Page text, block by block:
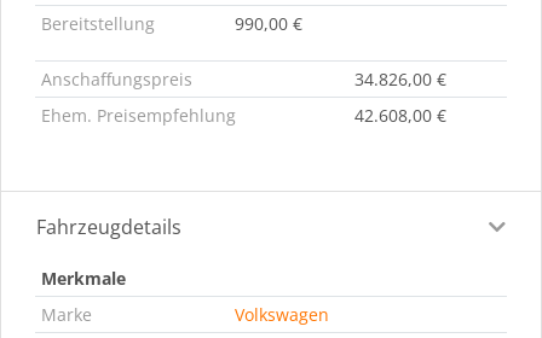
Bereitstellung
990,00 €
Anschaffungspreis
34.826,00 €
Ehem. Preisempfehlung
42.608,00 €
Fahrzeugdetails
Merkmale
Marke
Volkswagen